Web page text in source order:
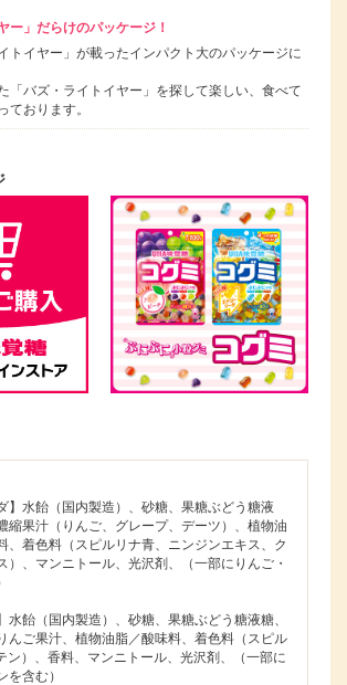
ー」だらけのパッケージ！
トイヤー」が載ったインパクト大のパッケージに
「バズ・ライトイヤー」を探して楽しい、食べて
ております。
】水飴（国内製造）、砂糖、果糖ぶどう糖液
縮果汁（りんご、グレープ、デーツ）、植物油
、着色料（スピルリナ青、ニンジンエキス、ク
）、マンニトール、光沢剤、（一部にりんご・
水飴（国内製造）、砂糖、果糖ぶどう糖液糖、
んご果汁、植物油脂／酸味料、着色料（スピル
ン）、香料、マンニトール、光沢剤、（一部に
を含む）